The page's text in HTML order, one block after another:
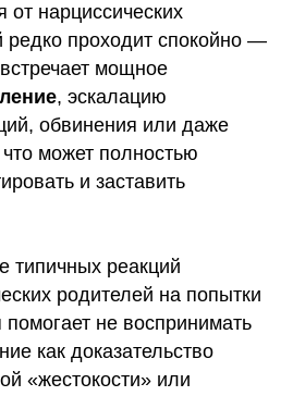
от нарциссических
редко проходит спокойно —
мощное
, эскалацию
обвинения или даже
может полностью
и заставить
типичных реакций
родителей на попытки
помогает не воспринимать
как доказательство
«жестокости» или